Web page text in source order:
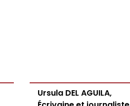
Ursula DEL AGUILA,